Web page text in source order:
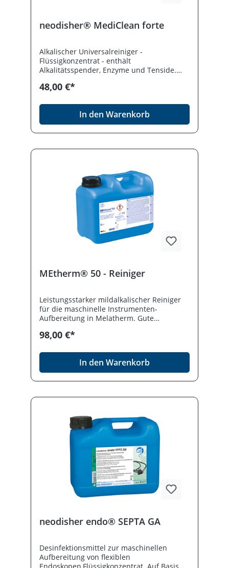
neodisher® MediClean forte
Alkalischer Universalreiniger -
Flüssigkonzentrat - enthält
Alkalitätsspender, Enzyme und Tenside.
einsetzbar. Rückstände von
werden zuverlässig entfernt. Eine
Wiederablagerung von Proteinrückständen
wird vermieden. Desinfektionsmittel
vorsichtig verwenden. Vor Gebrauch stets
48,00 €*
In den Warenkorb
MEtherm® 50 - Reiniger
Leistungsstarker mildalkalischer Reiniger
für die maschinelle Instrumenten-
Aufbereitung in Melatherm. Gute
von Enzymen und Tensiden, frei von
98,00 €*
In den Warenkorb
neodisher endo® SEPTA GA
Desinfektionsmittel zur maschinellen
Aufbereitung von flexiblen